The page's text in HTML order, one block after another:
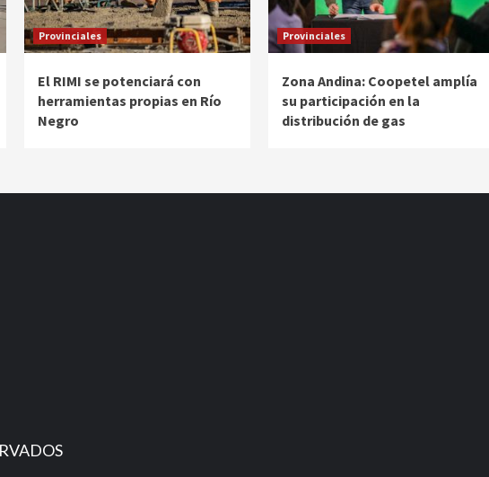
Provinciales
El RIMI se potenciará con
herramientas propias en Río
Negro
Provinciales
Zona Andina: Coopetel amplía
su participación en la
distribución de gas